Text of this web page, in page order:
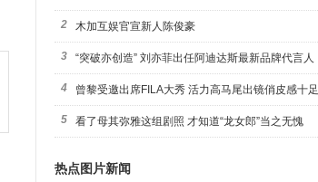
2 木加互娱官宣新人陈俊豪
3 “突破亦创造” 刘亦菲出任阿迪达斯最新品牌代言人
引爆
4 曾黎受邀出席FILA大秀 活力高马尾出镜俏皮感十足
5 看了母其弥雅这组剧照 才知道“龙女郎”当之无愧
热点图片新闻